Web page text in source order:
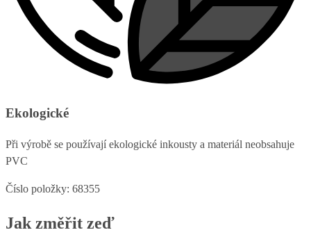
Ekologické
Při výrobě se používají ekologické inkousty a materiál neobsahuje
PVC
Číslo položky: 68355
Jak změřit zeď